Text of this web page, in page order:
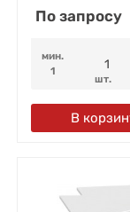
По запросу
мин.
1
шт.
В